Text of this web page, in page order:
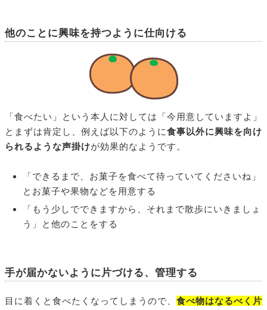
他のことに興味を持つように仕向ける
「食べたい」という本人に対しては「今用意していますよ」
とまずは肯定し、例えば以下のように食事以外に興味を向け
られるような声掛けが効果的なようです。
「できるまで、お菓子を食べて待っていてくださいね」
とお菓子や果物などを用意する
「もう少しでできますから、それまで散歩にいきましょ
う」と他のことをする
手が届かないように片づける、管理する
目に着くと食べたくなってしまうので、 食べ物はなるべく片